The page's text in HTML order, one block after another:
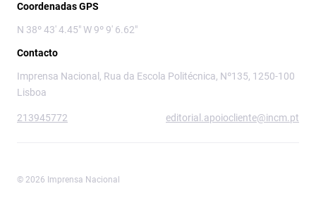
Coordenadas GPS
N 38º 43' 4.45" W 9º 9' 6.62"
Contacto
Imprensa Nacional, Rua da Escola Politécnica, Nº135, 1250-100
Lisboa
213945772 editorial.apoiocliente@incm.pt
© 2026 Imprensa Nacional